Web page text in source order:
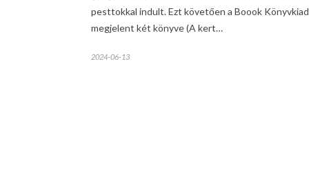
pesttokkal indult. Ezt követően a Boook
megjelent két könyve (A kert…
2024-06-13